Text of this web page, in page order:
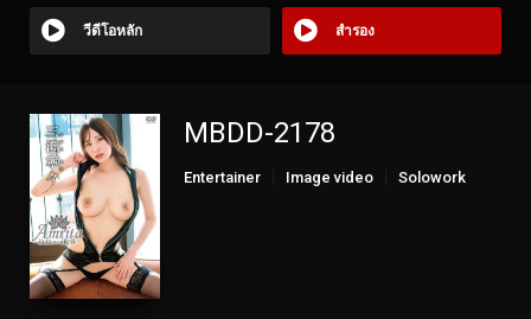
วีดีโอหลัก สำรอง
MBDD-2178
Entertainer Image video Solowork